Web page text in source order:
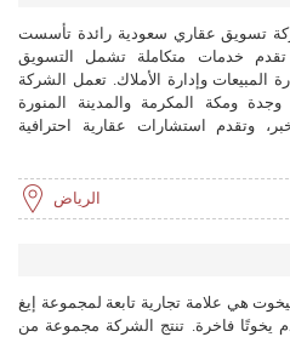
تسويق عقاري سعودية رائدة تأسست
2012. تقدم خدمات متكاملة تشمل التسويق
المبيعات وإدارة الأملاك. تعمل الشركة
ومكة المكرمة والمدينة المنورة
وتقدم استشارات عقارية احترافية
الرياض
هي علامة تجارية تابعة لمجموعة إيغ
يخوتًا فاخرة. تنتج الشركة مجموعة من